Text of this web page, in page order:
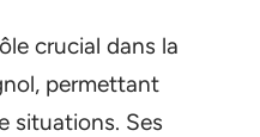
crucial dans la
permettant
situations. Ses